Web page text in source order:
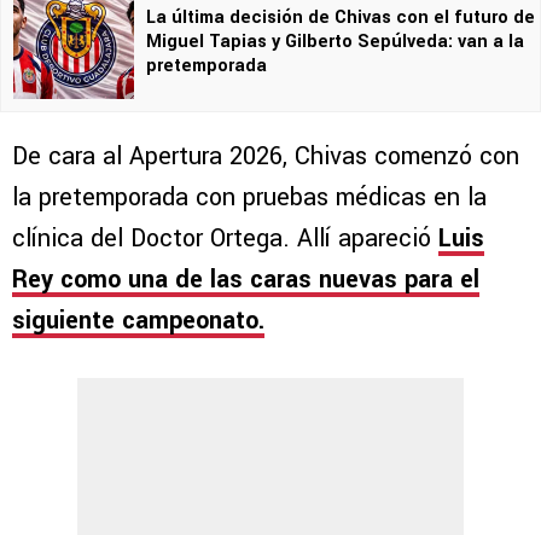
La última decisión de Chivas con el futuro de
Miguel Tapias y Gilberto Sepúlveda: van a la
pretemporada
De cara al Apertura 2026, Chivas comenzó con
la pretemporada con pruebas médicas en la
clínica del Doctor Ortega. Allí apareció Luis
Rey como una de las caras nuevas para el
siguiente campeonato.